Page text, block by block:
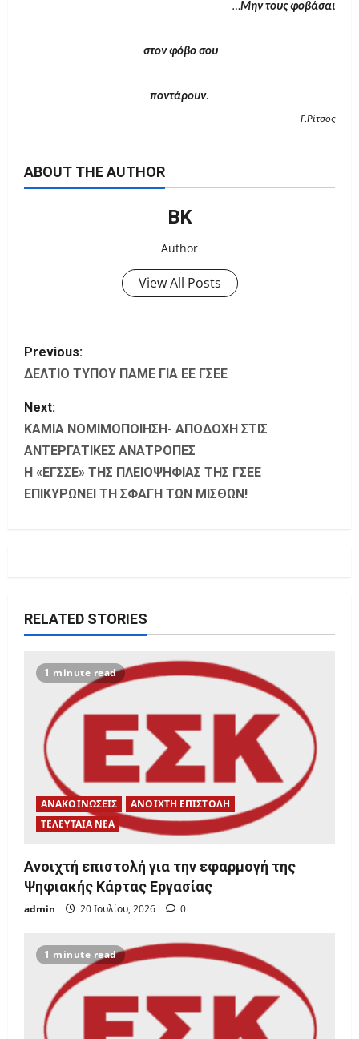
…Μην τους φοβάσαι
στον φόβο σου
ποντάρουν.
Γ.Ρίτσος
ABOUT THE AUTHOR
ΒΚ
Author
View All Posts
P
o
s
t
n
g
Previous:
ΔΕΛΤΙΟ ΤΥΠΟΥ ΠΑΜΕ ΓΙΑ ΕΕ ΓΣΕΕ
Next:
ΚΑΜΙΑ ΝΟΜΙΜΟΠΟΙΗΣΗ- ΑΠΟΔΟΧΗ ΣΤΙΣ
ΑΝΤΕΡΓΑΤΙΚΕΣ ΑΝΑΤΡΟΠΕΣ
Η «ΕΓΣΣΕ» ΤΗΣ ΠΛΕΙΟΨΗΦΙΑΣ ΤΗΣ ΓΣΕΕ
ΕΠΙΚΥΡΩΝΕΙ ΤΗ ΣΦΑΓΗ ΤΩΝ ΜΙΣΘΩΝ!
RELATED STORIES
1 minute read
ΑΝΑΚΟΙΝΩΣΕΙΣ
ΑΝΟΙΧΤΗ ΕΠΙΣΤΟΛΗ
ΤΕΛΕΥΤΑΙΑ ΝΕΑ
Ανοιχτή επιστολή για την εφαρμογή της
Ψηφιακής Κάρτας Εργασίας
admin 20 Ιουλίου, 2026 0
1 minute read